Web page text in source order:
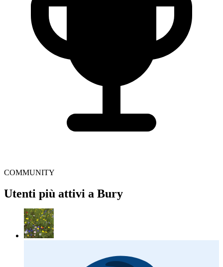
COMMUNITY
Utenti più attivi a Bury